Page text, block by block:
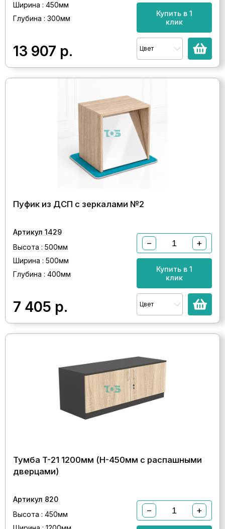
Ширина : 450мм
Глубина : 300мм
13 907 р.
Купить в 1
клик
Цвет
Пуфик из ДСП с зеркалами №2
Артикул 1429
Высота : 500мм
Ширина : 500мм
Глубина : 400мм
7 405 р.
− +
Купить в 1
клик
Цвет
Тумба T-21 1200мм (H-450мм с распашными
дверцами)
Артикул 820
Высота : 450мм
− +